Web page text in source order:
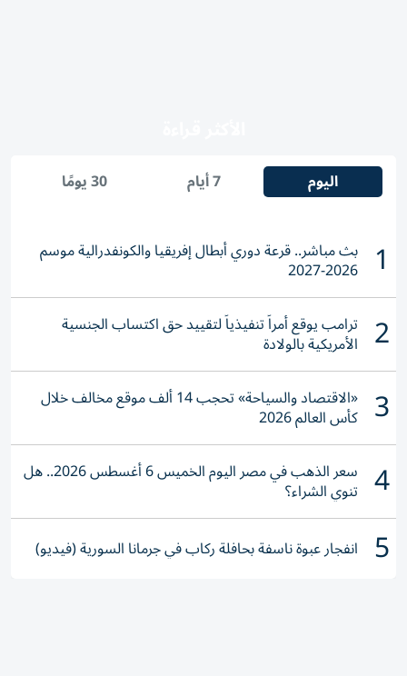
اليوم 7 أيام 30 يومًا
1 بث مباشر.. قرعة دوري أبطال إفريقيا والكونفدرالية موسم
2026-2027
2 ترامب يوقع أمراً تنفيذياً لتقييد حق اكتساب الجنسية
الأمريكية بالولادة
3 «الاقتصاد والسياحة» تحجب 14 ألف موقع مخالف خلال
كأس العالم 2026
4 سعر الذهب في مصر اليوم الخميس 6 أغسطس 2026.. هل
تنوي الشراء؟
5 انفجار عبوة ناسفة بحافلة ركاب في جرمانا السورية (فيديو)